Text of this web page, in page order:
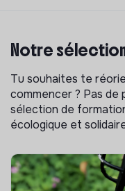
Notre
Tu souhaites te
commencer ? Pas de
sélection de
écologique et